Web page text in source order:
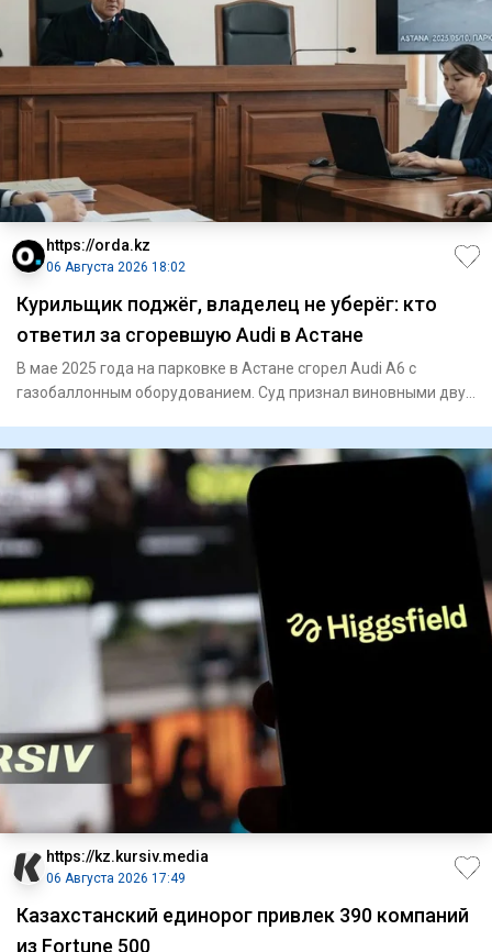
https://orda.kz
06 Августа 2026 18:02
Курильщик поджёг, владелец не уберёг: кто
ответил за сгоревшую Audi в Астане
В мае 2025 года на парковке в Астане сгорел Audi A6 с
газобаллонным оборудованием. Суд признал виновными двух
https://kz.kursiv.media
06 Августа 2026 17:49
Казахстанский единорог привлек 390 компаний
из Fortune 500